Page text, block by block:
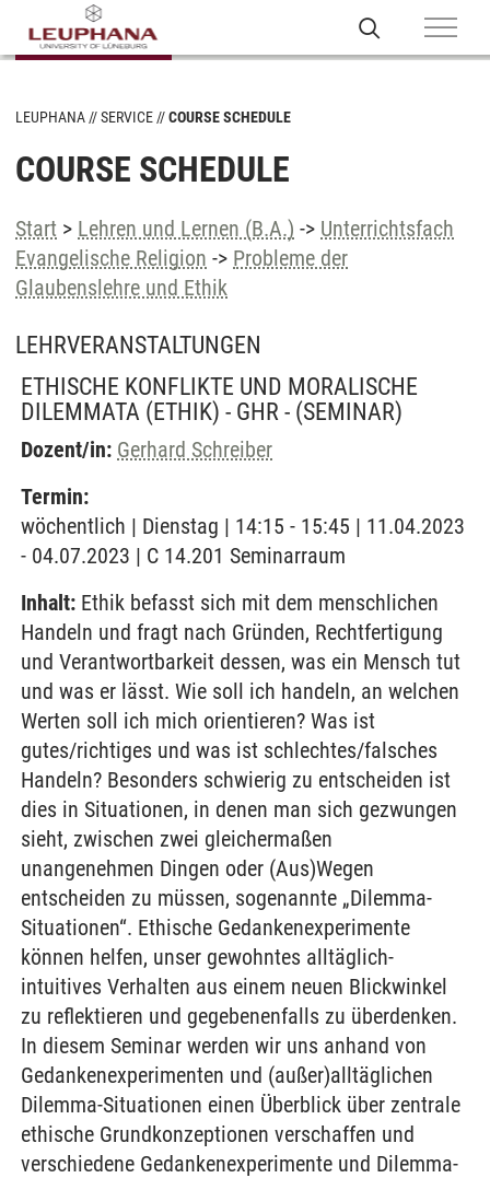
LEUPHANA SERVICE COURSE SCHEDULE
COURSE SCHEDULE
Start > Lehren und Lernen (B.A.) -> Unterrichtsfach
Evangelische Religion -> Probleme der
Glaubenslehre und Ethik
LEHRVERANSTALTUNGEN
ETHISCHE KONFLIKTE UND MORALISCHE
DILEMMATA (ETHIK) - GHR - (SEMINAR)
Dozent/in: Gerhard Schreiber
Termin:
wöchentlich | Dienstag | 14:15 - 15:45 | 11.04.2023
- 04.07.2023 | C 14.201 Seminarraum
Inhalt: Ethik befasst sich mit dem menschlichen
Handeln und fragt nach Gründen, Rechtfertigung
und Verantwortbarkeit dessen, was ein Mensch tut
und was er lässt. Wie soll ich handeln, an welchen
Werten soll ich mich orientieren? Was ist
gutes/richtiges und was ist schlechtes/falsches
Handeln? Besonders schwierig zu entscheiden ist
dies in Situationen, in denen man sich gezwungen
sieht, zwischen zwei gleichermaßen
unangenehmen Dingen oder (Aus)Wegen
entscheiden zu müssen, sogenannte „Dilemma-
Situationen“. Ethische Gedankenexperimente
können helfen, unser gewohntes alltäglich-
intuitives Verhalten aus einem neuen Blickwinkel
zu reflektieren und gegebenenfalls zu überdenken.
In diesem Seminar werden wir uns anhand von
Gedankenexperimenten und (außer)alltäglichen
Dilemma-Situationen einen Überblick über zentrale
ethische Grundkonzeptionen verschaffen und
verschiedene Gedankenexperimente und Dilemma-